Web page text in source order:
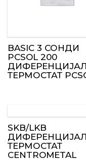
BASIC 3 СОНДИ
PCSOL 200
ТЕРМОСТАТ
SKB/LKB
ТЕРМОСТАТ
CENTROMETAL